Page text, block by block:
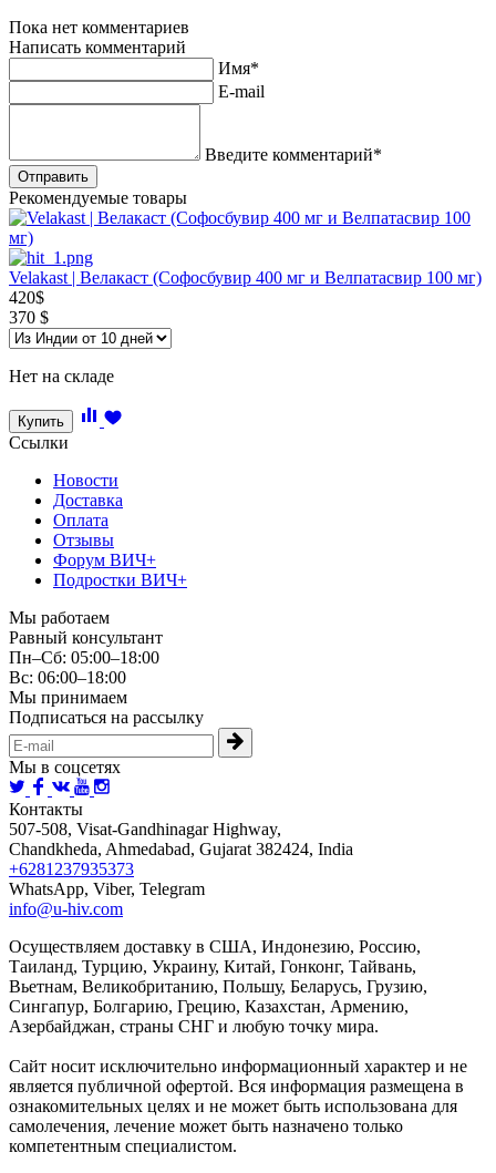
Пока нет комментариев
Написать комментарий
Имя*
E-mail
Введите комментарий*
Рекомендуемые товары
Velakast | Велакаст (Софосбувир 400 мг и Велпатасвир 100 мг)
420$
370 $
Нет на складе
Купить
Ссылки
Новости
Доставка
Оплата
Отзывы
Форум ВИЧ+
Подростки ВИЧ+
Мы работаем
Равный консультант
Пн–Сб: 05:00–18:00
Вс: 06:00–18:00
Мы принимаем
Подписаться на рассылку
Мы в соцсетях
Контакты
507-508, Visat-Gandhinagar Highway,
Chandkheda, Ahmedabad, Gujarat 382424, India
+6281237935373
WhatsApp, Viber, Telegram
info@u-hiv.com
Осуществляем доставку в США, Индонезию, Россию,
Таиланд, Турцию, Украину, Китай, Гонконг, Тайвань,
Вьетнам, Великобританию, Польшу, Беларусь, Грузию,
Сингапур, Болгарию, Грецию, Казахстан, Армению,
Азербайджан, страны СНГ и любую точку мира.
Сайт носит исключительно информационный характер и не
является публичной офертой. Вся информация размещена в
ознакомительных целях и не может быть использована для
самолечения, лечение может быть назначено только
компетентным специалистом.